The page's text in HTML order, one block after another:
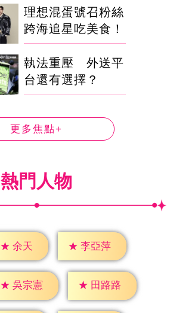
理想混蛋號召粉絲
跨海追星吃美食！
執法重壓 外送平
台還有選擇？
更多焦點+
熱門人物
★ 余天 ★ 李亞萍
★ 吳宗憲 ★ 田路路